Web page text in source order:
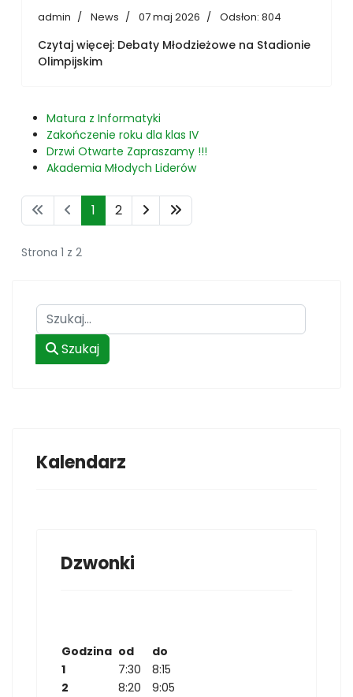
admin News 07 maj 2026 Odsłon: 804
Czytaj więcej: Debaty Młodzieżowe na Stadionie
Olimpijskim
Matura z Informatyki
Zakończenie roku dla klas IV
Drzwi Otwarte Zapraszamy !!!
Akademia Młodych Liderów
1 2
Strona 1 z 2
Szukaj
Szukaj
Kalendarz
Dzwonki
Godzina od
do
1
7:30
8:15
2
8:20
9:05